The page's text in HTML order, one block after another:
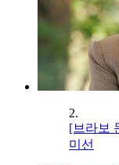
2.
[브라보
미선